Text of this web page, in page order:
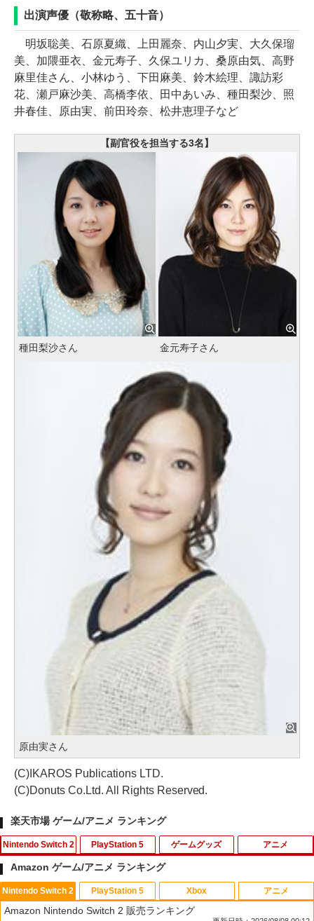
出演声優（敬称略、五十音）
明坂聡美、石原夏織、上田麗奈、内山夕実、大久保瑠
美、加隈亜衣、金元寿子、久保ユリカ、桑原由気、高野
麻里佳さん、小林ゆう、下田麻美、鈴木絵理、諏訪彩
花、瀬戸麻沙美、高橋李依、田中あいみ、種田梨沙、照
井春佳、原由実、前田玲奈、松井恵理子など
【副官役を担当する3名】
種田梨沙さん 金元寿子さん
原由実さん
(C)IKAROS Publications LTD.
(C)Donuts Co.Ltd. All Rights Reserved.
楽天市場 ゲーム/アニメ ランキング
Nintendo Switch 2
1
カードケース 24枚収納 for Nintendo S
witch 2 Pixel - 緑 -
PlayStation 5
1
[メール便OK]【新品】【PS5】MotoGP
24［PS5版］[在庫品]
ゲームグッズ アニメ
Amazon ゲーム/アニメ ランキング
Nintendo Switch 2
Amazon Nintendo Switch 2 販売ランキング
PlayStation 5 Xbox アニメ